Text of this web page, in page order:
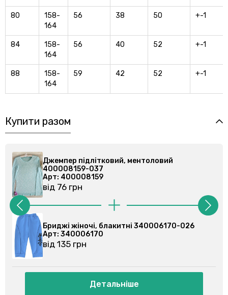
80
158-
164
56 38 50 +-1
84
158-
164
56 40 52 +-1
88
158-
164
59 42 52 +-1
Купити разом
підлітковий, ментоловий
037
грн
жіночі, блакитні 340006170-026
грн
Бриджі